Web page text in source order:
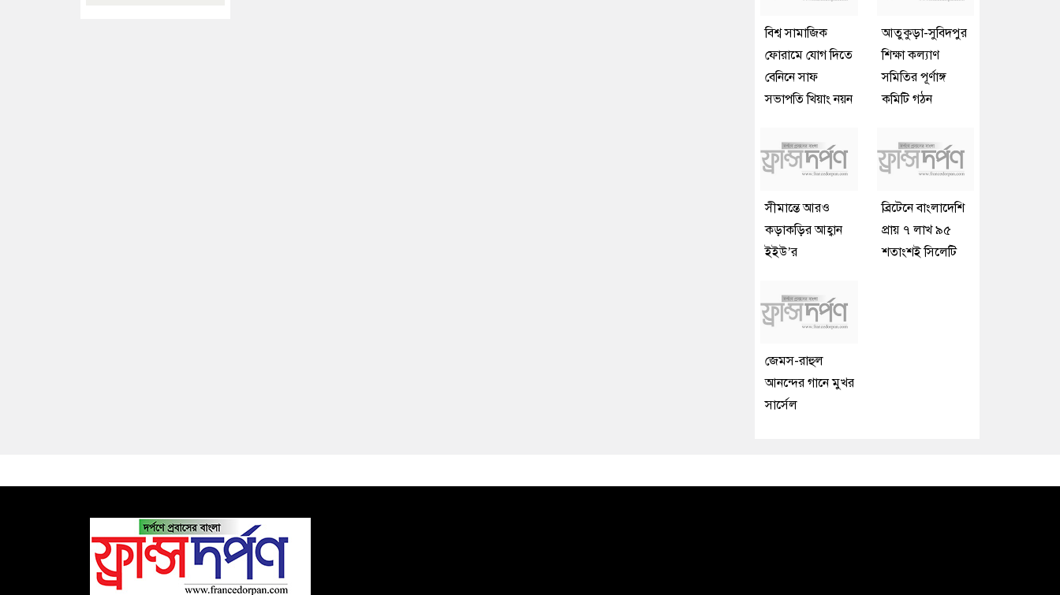
বিশ্ব সামাজিক
ফোরামে যোগ দিতে
বেনিনে সাফ
সভাপতি খিয়াং নয়ন
আতুকুড়া-সুবিদপুর
শিক্ষা কল্যাণ
সমিতির পূর্ণাঙ্গ
কমিটি গঠন
সীমান্তে আরও
কড়াকড়ির আহ্বান
ইইউ’র
ব্রিটেনে বাংলাদেশি
প্রায় ৭ লাখ ৯৫
শতাংশই সিলেটি
জেমস-রাহুল
আনন্দের গানে মুখর
সার্সেল